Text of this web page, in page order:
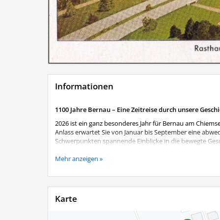
Informationen
1100 Jahre Bernau – Eine Zeitreise durch unsere
2026 ist ein ganz besonderes Jahr für Bernau am
Anlass erwartet Sie von Januar bis September eine
Schwerpunkten spannende Einblicke in die bewegte
Begeben Sie sich auf eine Zeitreise von den Anfängen
Perspektiven. Die Ausstellung verändert sich im Laufe
Aktuelles Ausstellungsthema
Reichsautobahn und Rasthaus - Entstehung und
und Mobilität. Doch wie entstand die Reichsautobahn,
jährigen Gemeindejubiläums widmet sich die aktuelle
Mehr anzeigen »
Karte